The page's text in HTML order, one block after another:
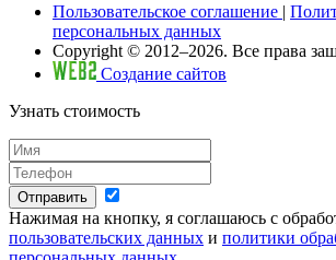
Пользовательское соглашение |
персональных данных
Copyright © 2012–2026. Все права
Создание сайтов
Узнать стоимость
Отправить
Нажимая на кнопку, я соглашаюсь с
пользовательских данных и политики